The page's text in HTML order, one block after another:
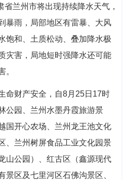
兰州市将出现持续降水天气，
暴雨，局部地区有雷暴、大风
饱和、土质松动、叠加降水极
灾害，局地短时强降水还可能
。
财产安全，自8月25日17时
公园、兰州水墨丹霞旅游景
国开心农场、兰州龙王池文化
、兰州树屏食品工业文化园景
山公园）、红古区（鑫源现代
景区及七里河区石佛沟景区、